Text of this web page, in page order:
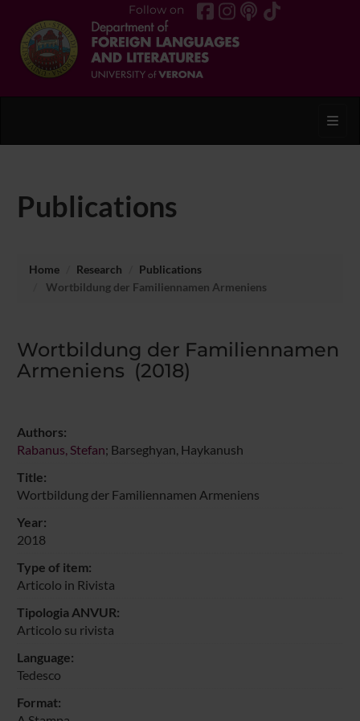
Follow on
Publications
Home Research
Publications
Wortbildung der Familiennamen Armeniens
Wortbildung der Familiennamen
Armeniens (2018)
Authors:
Rabanus, Stefan; Barseghyan, Haykanush
Title:
Wortbildung der Familiennamen Armeniens
Year:
2018
Type of item:
Articolo in Rivista
Tipologia ANVUR:
Articolo su rivista
Language:
Tedesco
Format: